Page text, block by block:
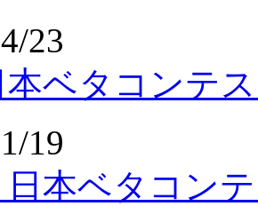
23
本ベタコンテ
19
日本ベタコン